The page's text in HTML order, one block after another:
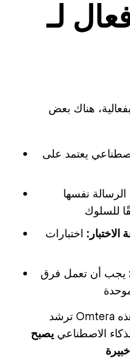
لـ
هناك بعض
يعتمد على
نفسها
الاختبار: اختبارات A/B تطور محرك الذكاء
يجب أن تعمل فرق CRM والتسويق
ترشد Omtera العلامات التجارية في جميع هذه
الاصطناعي يصبح